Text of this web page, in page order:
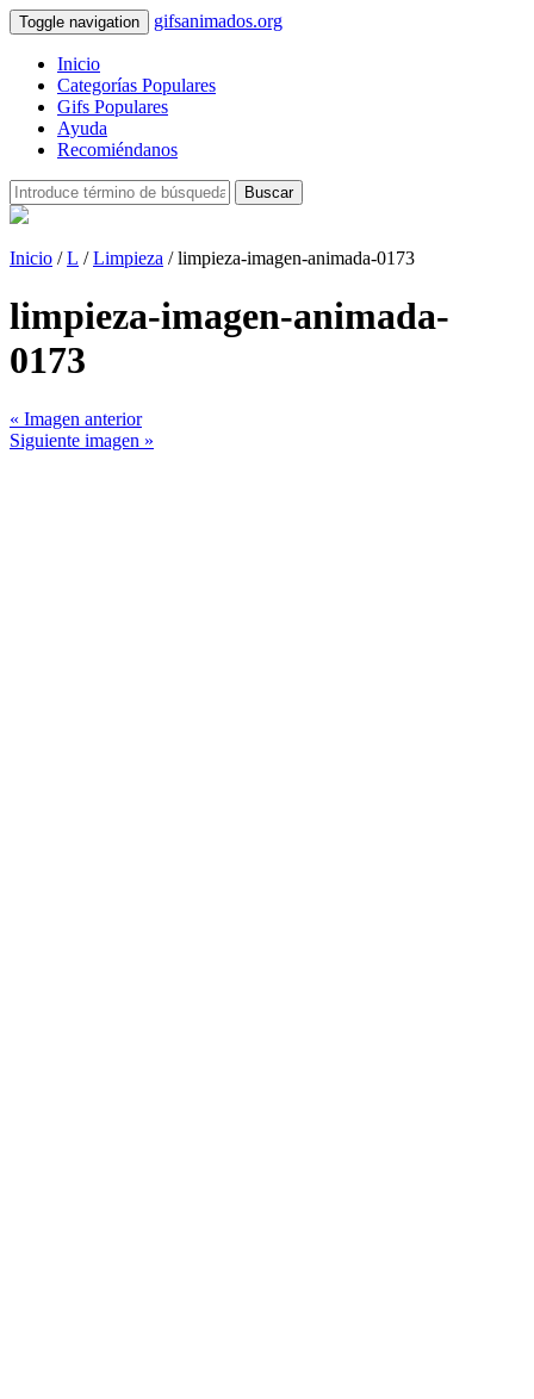
Toggle navigation gifsanimados.org
Inicio
Categorías Populares
Gifs Populares
Ayuda
Recomiéndanos
Buscar
Inicio /L /Limpieza / limpieza-imagen-animada-0173
limpieza-imagen-animada-
0173
« Imagen anterior
Siguiente imagen »